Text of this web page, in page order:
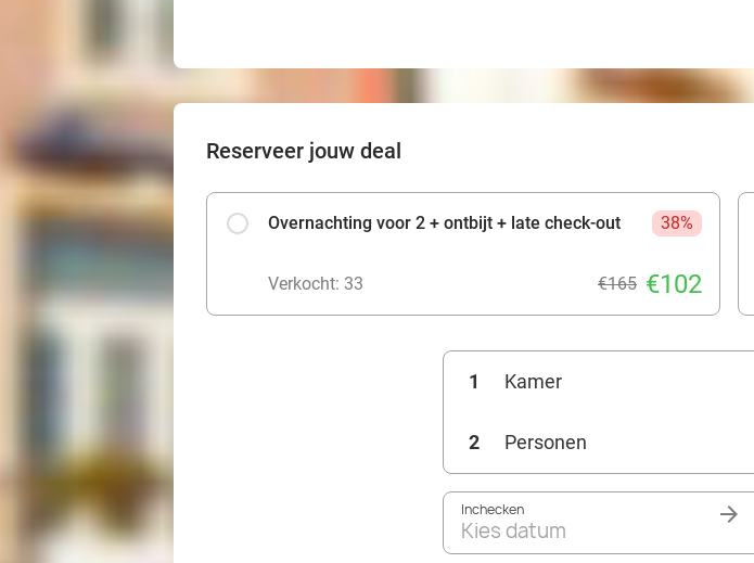
Reserveer jouw deal
Overnachting voor 2 + ontbijt + late check-out 38%
Verkocht: 33 €165 €102
1 Kamer
2 Personen
Inchecken
Kies datum